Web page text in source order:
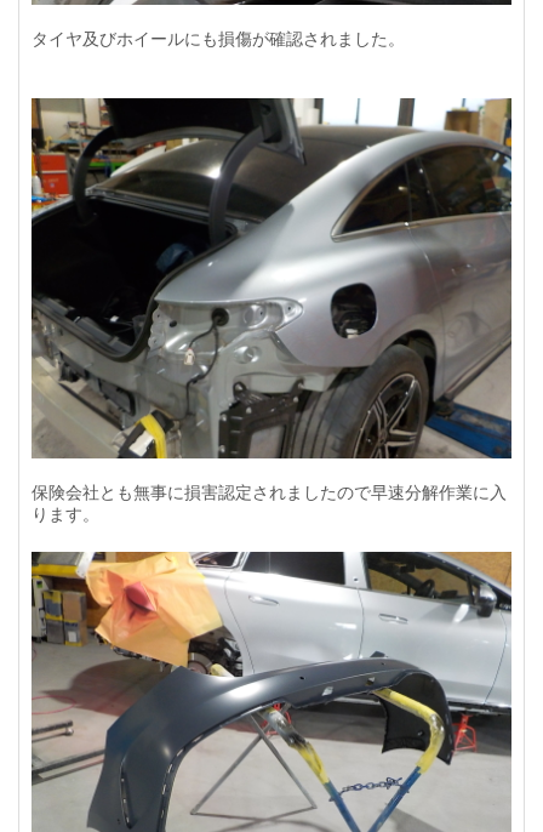
タイヤ及びホイールにも損傷が確認されました。
保険会社とも無事に損害認定されましたので早速分解作業に入
ります。